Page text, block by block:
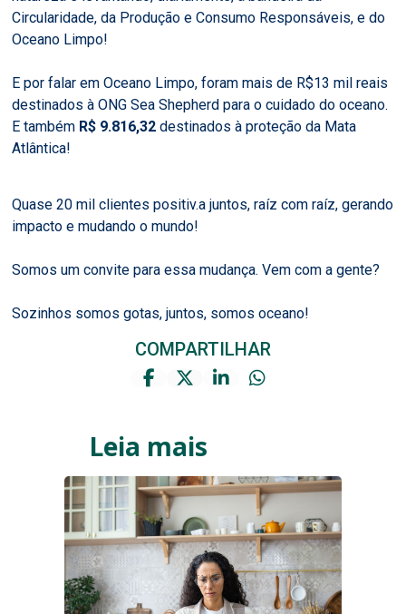
Circularidade, da Produção e Consumo Responsáveis, e do
Oceano Limpo!
E por falar em Oceano Limpo, foram mais de R$13 mil reais
destinados à ONG Sea Shepherd para o cuidado do oceano.
E também R$ 9.816,32 destinados à proteção da Mata
Atlântica!
Quase 20 mil clientes positiv.a juntos, raíz com raíz, gerando
impacto e mudando o mundo!
Somos um convite para essa mudança. Vem com a gente?
Sozinhos somos gotas, juntos, somos oceano!
COMPARTILHAR
Leia mais